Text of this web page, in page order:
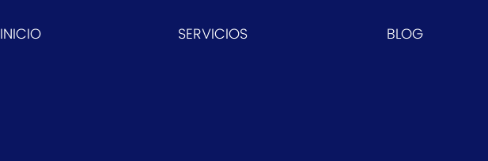
INICIO SERVICIOS BLOG